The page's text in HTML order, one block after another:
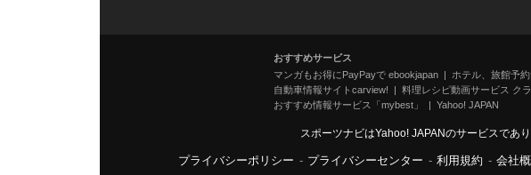
おすすめサービス
マンガもお得にPayPayで ebookjapan
ホテル、旅館予
自動車情報サイトcarview!
料理レシピ動画サービス ク
おすすめ情報サービス「mybest」
Yahoo! JAPAN
スポーツナビはYahoo! JAPANのサービスであ
プライバシーポリシー - プライバシーセンター - 利用規約 - 会社